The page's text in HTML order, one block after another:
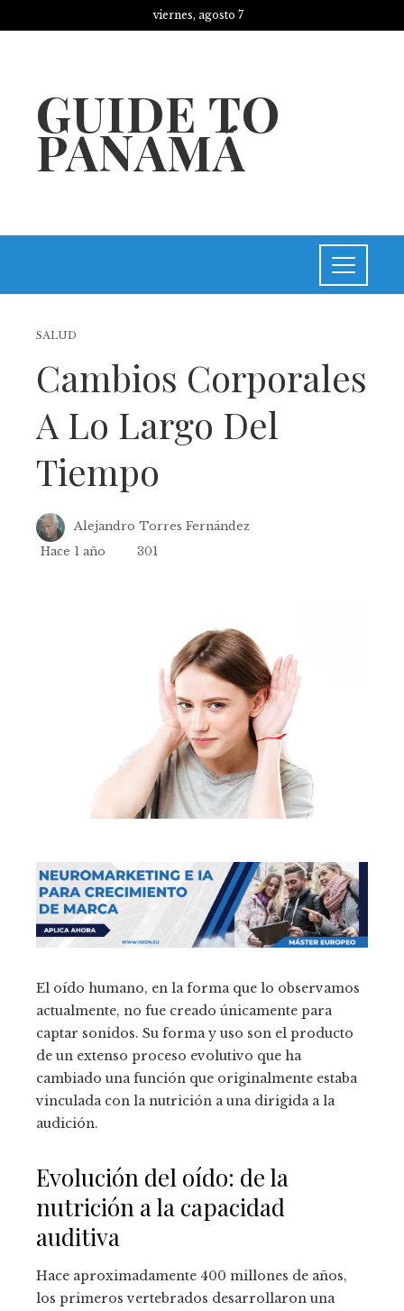
viernes, agosto 7
GUIDE TO
PANAMÁ
SALUD
Cambios Corporales
A Lo Largo Del
Tiempo
Alejandro Torres Fernández
Hace 1 año
301
El oído humano, en la forma que lo observamos
actualmente, no fue creado únicamente para
captar sonidos. Su forma y uso son el producto
de un extenso proceso evolutivo que ha
cambiado una función que originalmente estaba
vinculada con la nutrición a una dirigida a la
audición.
Evolución del oído: de la
nutrición a la capacidad
auditiva
Hace aproximadamente 400 millones de años,
los primeros vertebrados desarrollaron una